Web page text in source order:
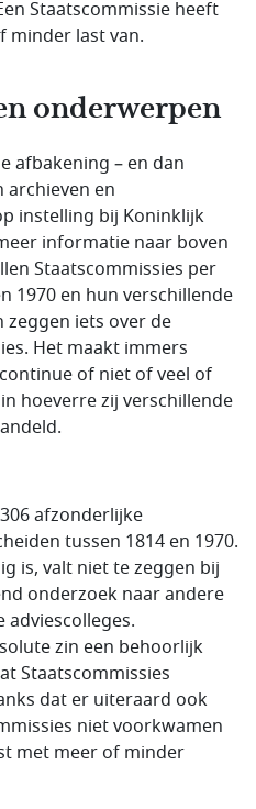
Staatscommissie heeft
minder last van.
onderwerpen
afbakening – en dan
archieven en
instelling bij Koninklijk
informatie naar boven
Staatscommissies per
1970 en hun verschillende
zeggen iets over de
Het maakt immers
of niet of veel of
hoeverre zij verschillende
afzonderlijke
tussen 1814 en 1970.
is, valt niet te zeggen bij
onderzoek naar andere
zin een behoorlijk
Staatscommissies
dat er uiteraard ook
niet voorkwamen
met meer of minder